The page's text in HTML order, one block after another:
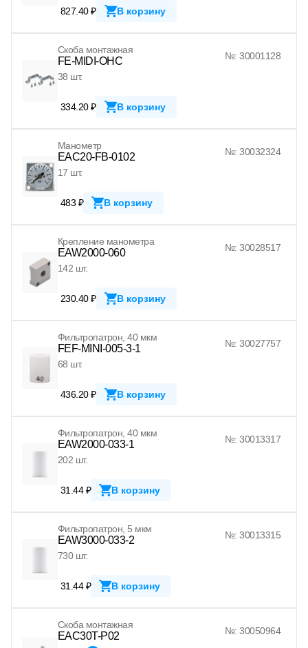
827.40 ₽ В корзину
Скоба монтажная
FE-MIDI-OHC
№: 30001128
38 шт.
334.20 ₽ В корзину
Манометр
EAC20-FB-0102
№: 30032324
17 шт.
483 ₽ В корзину
Крепление манометра
EAW2000-060
№: 30028517
142 шт.
230.40 ₽ В корзину
Фильтропатрон, 40 мкм
FEF-MINI-005-3-1
№: 30027757
68 шт.
436.20 ₽ В корзину
Фильтропатрон, 40 мкм
EAW2000-033-1
№: 30013317
202 шт.
31.44 ₽ В корзину
Фильтропатрон, 5 мкм
EAW3000-033-2
№: 30013315
730 шт.
31.44 ₽ В корзину
Скоба монтажная
EAC30T-P02 №: 30050964